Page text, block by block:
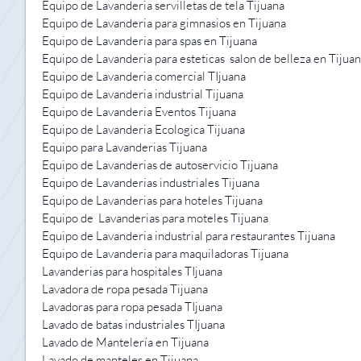
Equipo de Lavanderia servilletas de tela Tijuana
Equipo de Lavanderia para gimnasios en Tijuana
Equipo de Lavanderia para spas en Tijuana
Equipo de Lavanderia para esteticas salon de belleza en
Equipo de Lavanderia comercial TIjuana
Equipo de Lavanderia industrial Tijuana
Equipo de Lavanderia Eventos Tijuana
Equipo de Lavanderia Ecologica Tijuana
Equipo para Lavanderias Tijuana
Equipo de Lavanderias de autoservicio Tijuana
Equipo de Lavanderias industriales Tijuana
Equipo de Lavanderias para hoteles Tijuana
Equipo de Lavanderias para moteles Tijuana
Equipo de Lavanderia industrial para restaurantes Tijuana
Equipo de Lavanderia para maquiladoras Tijuana
Lavanderias para hospitales TIjuana
Lavadora de ropa pesada Tijuana
Lavadoras para ropa pesada TIjuana
Lavado de batas industriales TIjuana
Lavado de Mantelería en Tijuana